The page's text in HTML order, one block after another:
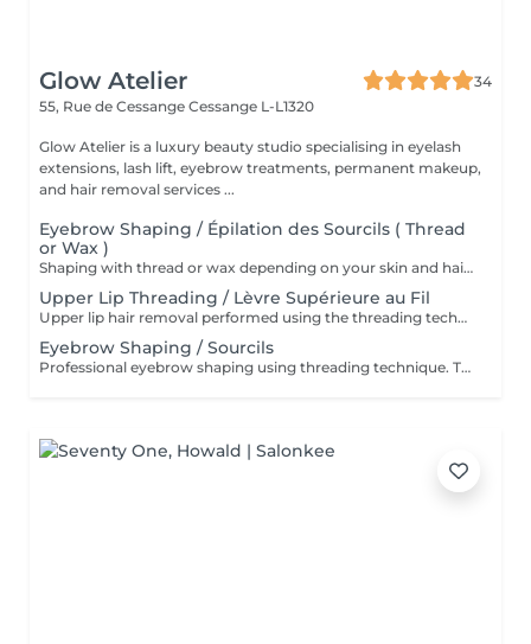
Glow Atelier
34
55, Rue de Cessange Cessange L-L1320
Glow Atelier is a luxury beauty studio specialising in eyelash
extensions, lash lift, eyebrow treatments, permanent makeup,
and hair removal services ...
Eyebrow Shaping / Épilation des Sourcils ( Thread
or Wax )
Shaping with thread or wax depending on your skin and hair type. * Restructuration des sourcils au fil ou à la cire selon votre peau et votre pilosité
Upper Lip Threading / Lèvre Supérieure au Fil
Upper lip hair removal performed using the threading technique for precise and gentle results. Ideal for sensitive skin and facial hair removal. Épilation de la lèvre supérieure réalisée à l'aide de la technique au fil pour un résultat précis et en douceur. Idéale pour les peaux sensibles et l'épilation du visage
Eyebrow Shaping / Sourcils
Professional eyebrow shaping using threading technique. The skin is cleansed before the procedure, and a soothing regenerative cream is applied afterwards. Restructuration professionnelle des sourcils au fil. La peau est nettoyée avant la procédure et une crème apaisante et régénérante est appliquée après le soin